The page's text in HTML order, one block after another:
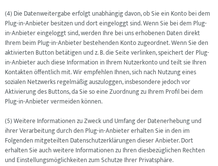
(4) Die Datenweitergabe erfolgt unabhängig davon, ob Sie ein Konto bei dem
Plug-in-Anbieter besitzen und dort eingeloggt sind. Wenn Sie bei dem Plug-
in-Anbieter eingeloggt sind, werden Ihre bei uns erhobenen Daten direkt
Ihrem beim Plug-in-Anbieter bestehenden Konto zugeordnet. Wenn Sie den
aktivierten Button betätigen und z. B. die Seite verlinken, speichert der Plug-
in-Anbieter auch diese Information in Ihrem Nutzerkonto und teilt sie Ihren
Kontakten öffentlich mit. Wir empfehlen Ihnen, sich nach Nutzung eines
sozialen Netzwerks regelmäßig auszuloggen, insbesondere jedoch vor
Aktivierung des Buttons, da Sie so eine Zuordnung zu Ihrem Profil bei dem
Plug-in-Anbieter vermeiden können.
(5) Weitere Informationen zu Zweck und Umfang der Datenerhebung und
ihrer Verarbeitung durch den Plug-in-Anbieter erhalten Sie in den im
Folgenden mitgeteilten Datenschutzerklärungen dieser Anbieter. Dort
erhalten Sie auch weitere Informationen zu Ihren diesbezüglichen Rechten
und Einstellungsmöglichkeiten zum Schutze Ihrer Privatsphäre.